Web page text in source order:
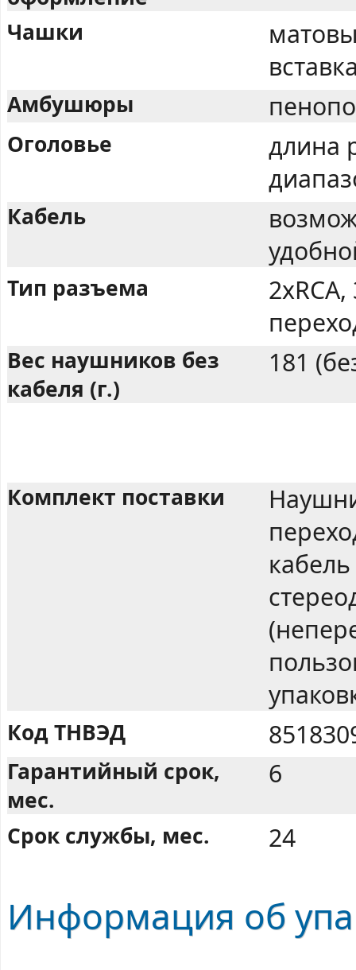
Чашки
Амбушюры
Оголовье
длина
Кабель
Тип разъема
Вес наушников без
кабеля (г.)
181
Комплект поставки
Код ТНВЭД
Гарантийный срок,
мес.
6
Срок службы, мес. 24
Информация об